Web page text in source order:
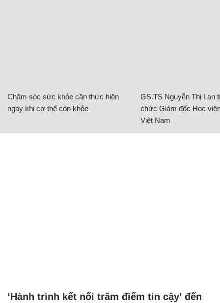
Chăm sóc sức khỏe cần thực hiện
ngay khi cơ thể còn khỏe
GS.TS Nguyễn Thị Lan
chức Giám đốc Học
Việt Nam
‘Hành trình kết nối trăm điểm tin cậy’ đến